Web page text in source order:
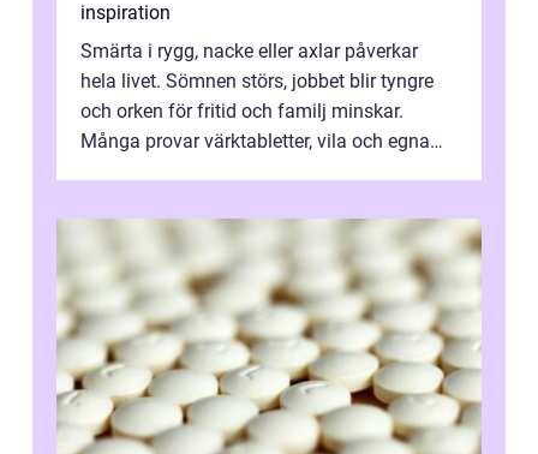
inspiration
Smärta i rygg, nacke eller axlar påverkar
hela livet. Sömnen störs, jobbet blir tyngre
och orken för fritid och familj minskar.
Många provar värktabletter, vila och egna